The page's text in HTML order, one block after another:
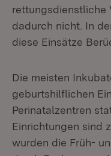
rettungsdienstliche
dadurch nicht. In
diese Einsätze
Die meisten
geburtshilflichen
Perinatalzentren
Einrichtungen sind
wurden die Früh-